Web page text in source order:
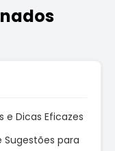
e Dicas Eficazes
Sugestões para